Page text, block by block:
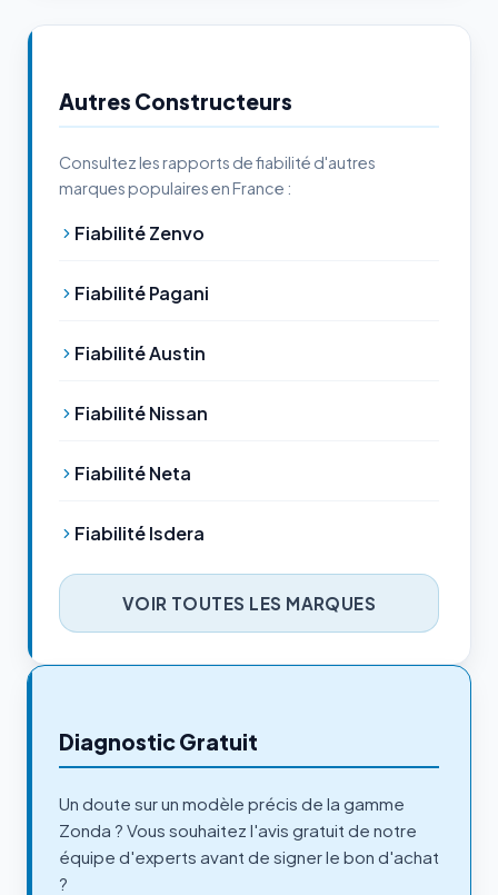
Autres Constructeurs
Consultez les rapports de fiabilité d'autres
marques populaires en France :
Fiabilité Zenvo
Fiabilité Pagani
Fiabilité Austin
Fiabilité Nissan
Fiabilité Neta
Fiabilité Isdera
VOIR TOUTES LES MARQUES
Diagnostic Gratuit
Un doute sur un modèle précis de la gamme
Zonda ? Vous souhaitez l'avis gratuit de notre
équipe d'experts avant de signer le bon d'achat
?